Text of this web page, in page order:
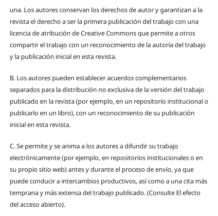
una. Los autores conservan los derechos de autor y garantizan a la
revista el derecho a ser la primera publicación del trabajo con una
licencia de atribución de Creative Commons que permite a otros
compartir el trabajo con un reconocimiento de la autoría del trabajo
y la publicación inicial en esta revista.
B. Los autores pueden establecer acuerdos complementarios
separados para la distribución no exclusiva de la versión del trabajo
publicado en la revista (por ejemplo, en un repositorio institucional o
publicarlo en un libro), con un reconocimiento de su publicación
inicial en esta revista.
C.Se permite y se anima a los autores a difundir su trabajo
electrónicamente (por ejemplo, en repositorios institucionales o en
su propio sitio web) antes y durante el proceso de envío, ya que
puede conducir a intercambios productivos, así como a una cita más
temprana y más extensa del trabajo publicado. (Consulte El efecto
del acceso abierto).